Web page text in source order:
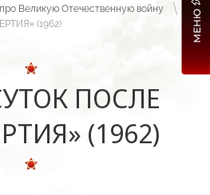
Великую Отечественную войну
(1962)
ПОСЛЕ
(1962)
МЕНЮ